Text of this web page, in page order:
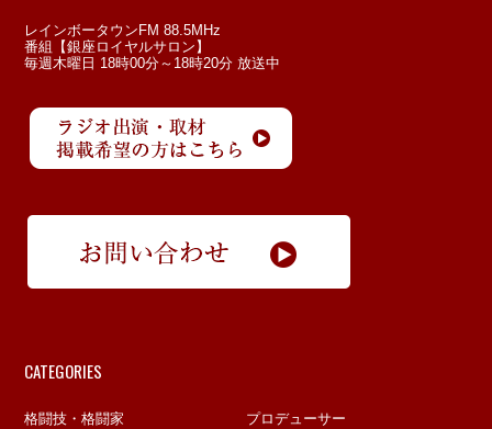
レインボータウンFM 88.5MHz
番組【銀座ロイヤルサロン】
毎週木曜日 18時00分～18時20分 放送中
CATEGORIES
格闘技・格闘家
プロデューサー